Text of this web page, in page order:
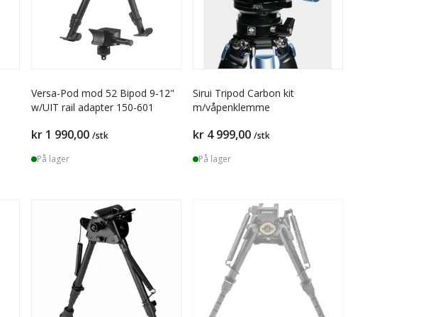
Versa-Pod mod 52 Bipod 9-12"
w/UIT rail adapter 150-601
kr 1 990,00 /stk
På lager
Sirui Tripod Carbon kit
m/våpenklemme
kr 4 999,00 /stk
På lager